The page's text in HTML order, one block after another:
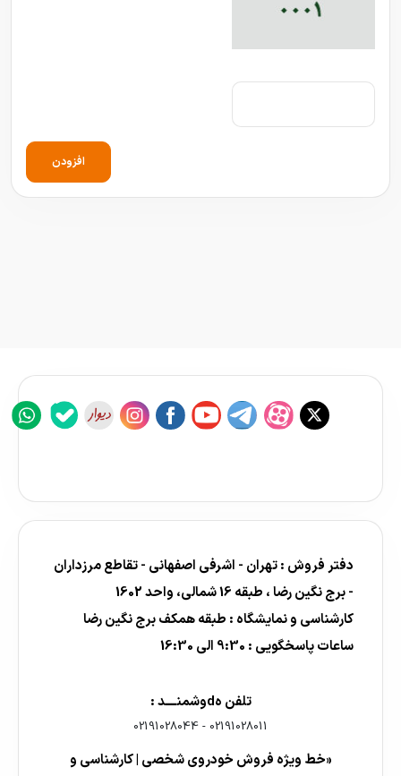
افزودن
دفتر فروش : تهران - اشرفی اصفهانی - تقاطع مرزداران
- برج نگین رضا ، طبقه 16 شمالی، واحد 1602
کارشناسی و نمایشگاه : طبقه همکف برج نگین رضا
ساعات پاسخگویی : 9:30 الی 16:30
تلفن هdوشمنــــد :
02191028011
-
02191028044
«خط ویژه فروش خودروی شخصی | کارشناسی و